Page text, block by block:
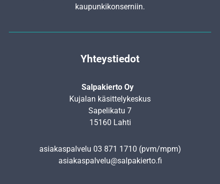
kaupunkikonserniin.
Yhteystiedot
Salpakierto Oy
Kujalan käsittelykeskus
Sapelikatu 7
15160 Lahti
asiakaspalvelu 03 871 1710 (pvm/mpm)
asiakaspalvelu@salpakierto.fi